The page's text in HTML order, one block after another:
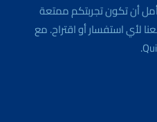
أن تكون تجربتكم ممتعة
لأي استفسار أو اقتراح. مع